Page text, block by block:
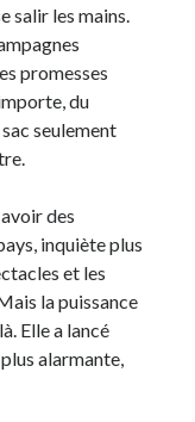
salir les mains.
promesses
du
seulement
des
inquiète plus
et les
la puissance
Elle a lancé
alarmante,